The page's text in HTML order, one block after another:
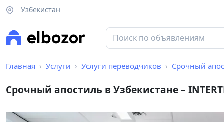
Узбекистан
Главная Услуги Услуги переводчиков Срочный
Срочный апостиль в Узбекистане –